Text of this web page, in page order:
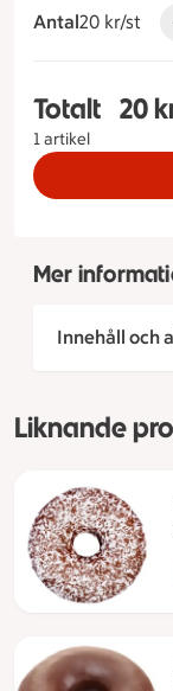
Antal
20 kronor styck
20 kr/st
Totalt
1 artikel
Totalt
20
Mer
Innehåll och
Liknande